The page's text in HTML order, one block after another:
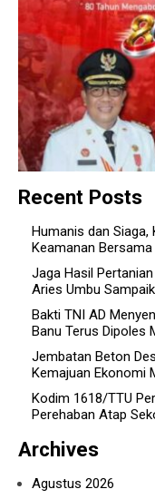
Wujud
Recent Posts
Humanis dan Siaga,
Keamanan Bersama
Jaga Hasil
Aries Umbu
Bakti TNI AD
Banu Terus Dipoles
Jembatan Beton
Kemajuan Ekonomi
Kodim 1618/TTU
Perehaban Atap
Archives
Agustus 2026